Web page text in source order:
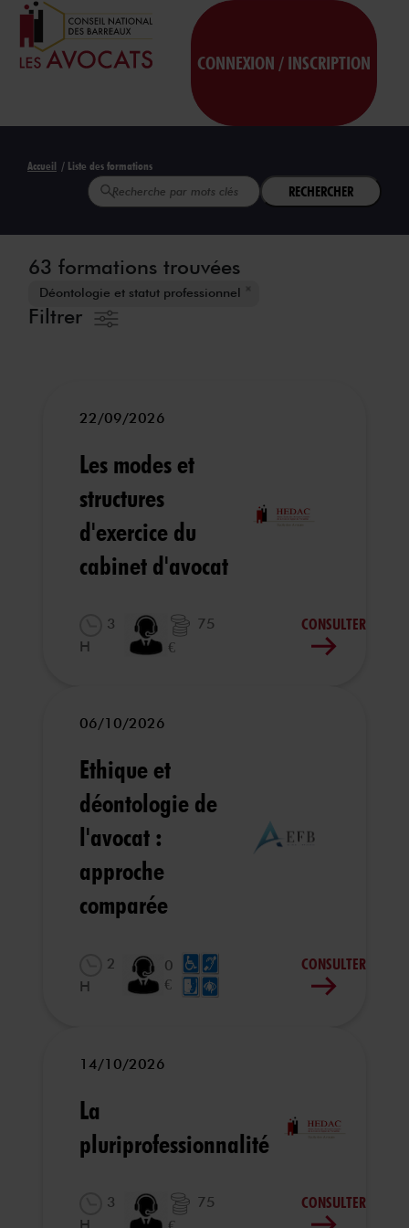
CONNEXION / INSCRIPTION
Accueil / Liste des formations
RECHERCHER
63 formations trouvées
Déontologie et statut professionnel
Filtrer
22/09/2026
Les modes et
structures
d'exercice du
cabinet d'avocat
3
H
75
€
CONSULTER
06/10/2026
Ethique et
déontologie de
l'avocat :
approche
comparée
2
H
0
€
CONSULTER
14/10/2026
La
pluriprofessionnalité
3
75
CONSULTER